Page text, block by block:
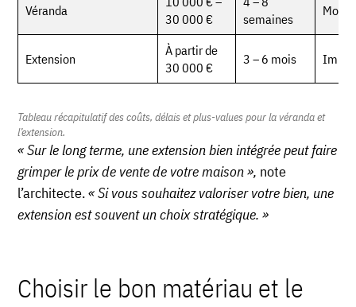
Véranda
30 000 €
semaines
Extension
À partir de
30 000 €
3 – 6 mois
Tableau récapitulatif des coûts, délais et plus-values pour la véranda et
l’extension.
« Sur le long terme, une extension bien intégrée peut faire
grimper le prix de vente de votre maison », note
l’architecte.« Si vous souhaitez valoriser votre bien, une
extension est souvent un choix stratégique. »
Choisir le bon matériau et le